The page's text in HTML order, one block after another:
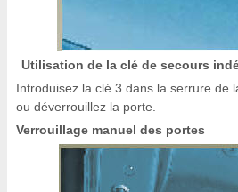
Utilisation de la clé de secours
Introduisez la clé 3 dans la serrure de
ou déverrouillez la porte.
Verrouillage manuel des portes